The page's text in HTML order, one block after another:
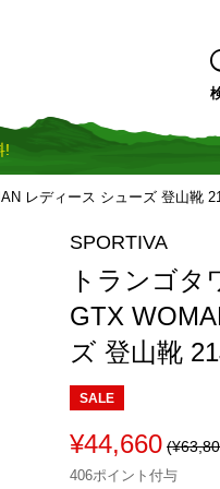
!
レディース シューズ 登山靴
SPORTIVA
トランゴタ
GTX
ズ 登山靴
SALE
¥44,660
406ポイント付与